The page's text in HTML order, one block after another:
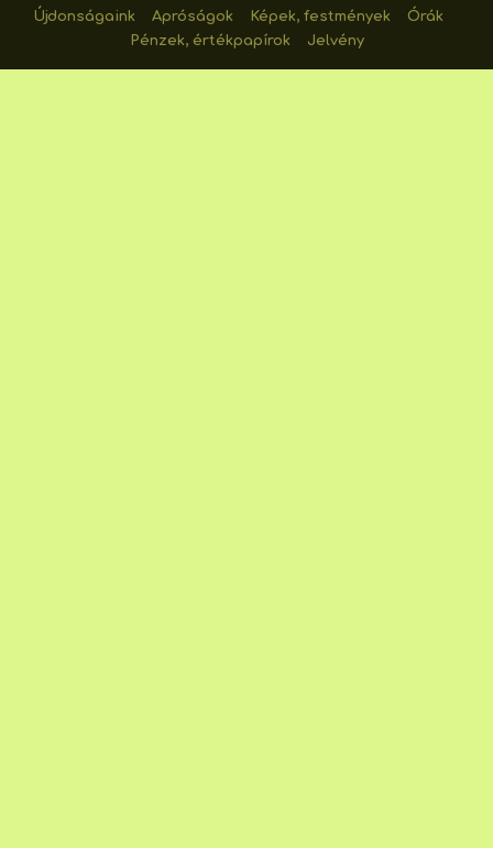
Újdonságaink Apróságok Képek, festmények
Órák
Pénzek, értékpapírok
Jelvény